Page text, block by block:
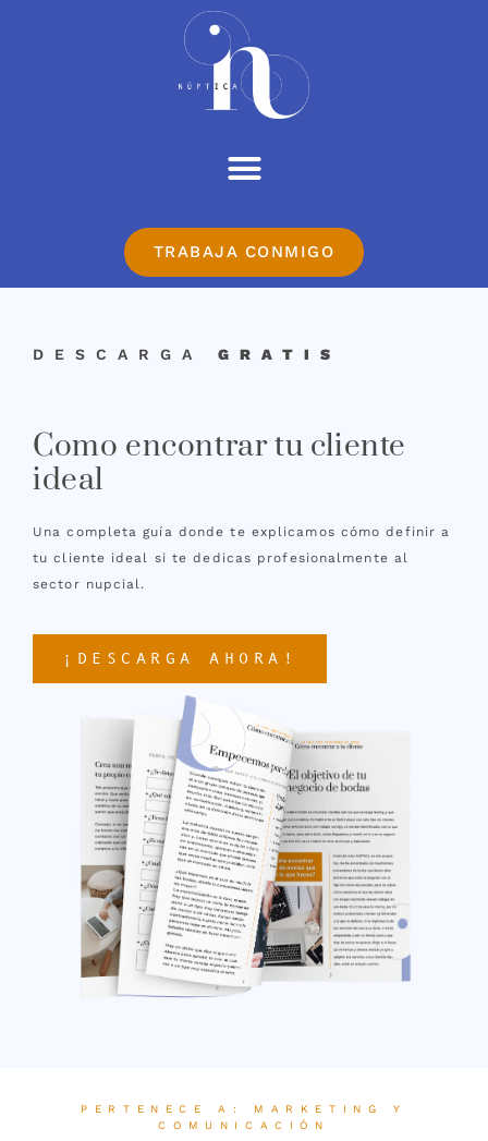
TRABAJA CONMIGO
DESCARGA GRATIS
Como encontrar tu cliente
ideal
Una completa guía donde te explicamos cómo definir a
tu cliente ideal si te dedicas profesionalmente al
sector nupcial.
¡DESCARGA AHORA!
PERTENECE A: MARKETING Y
COMUNICACIÓN